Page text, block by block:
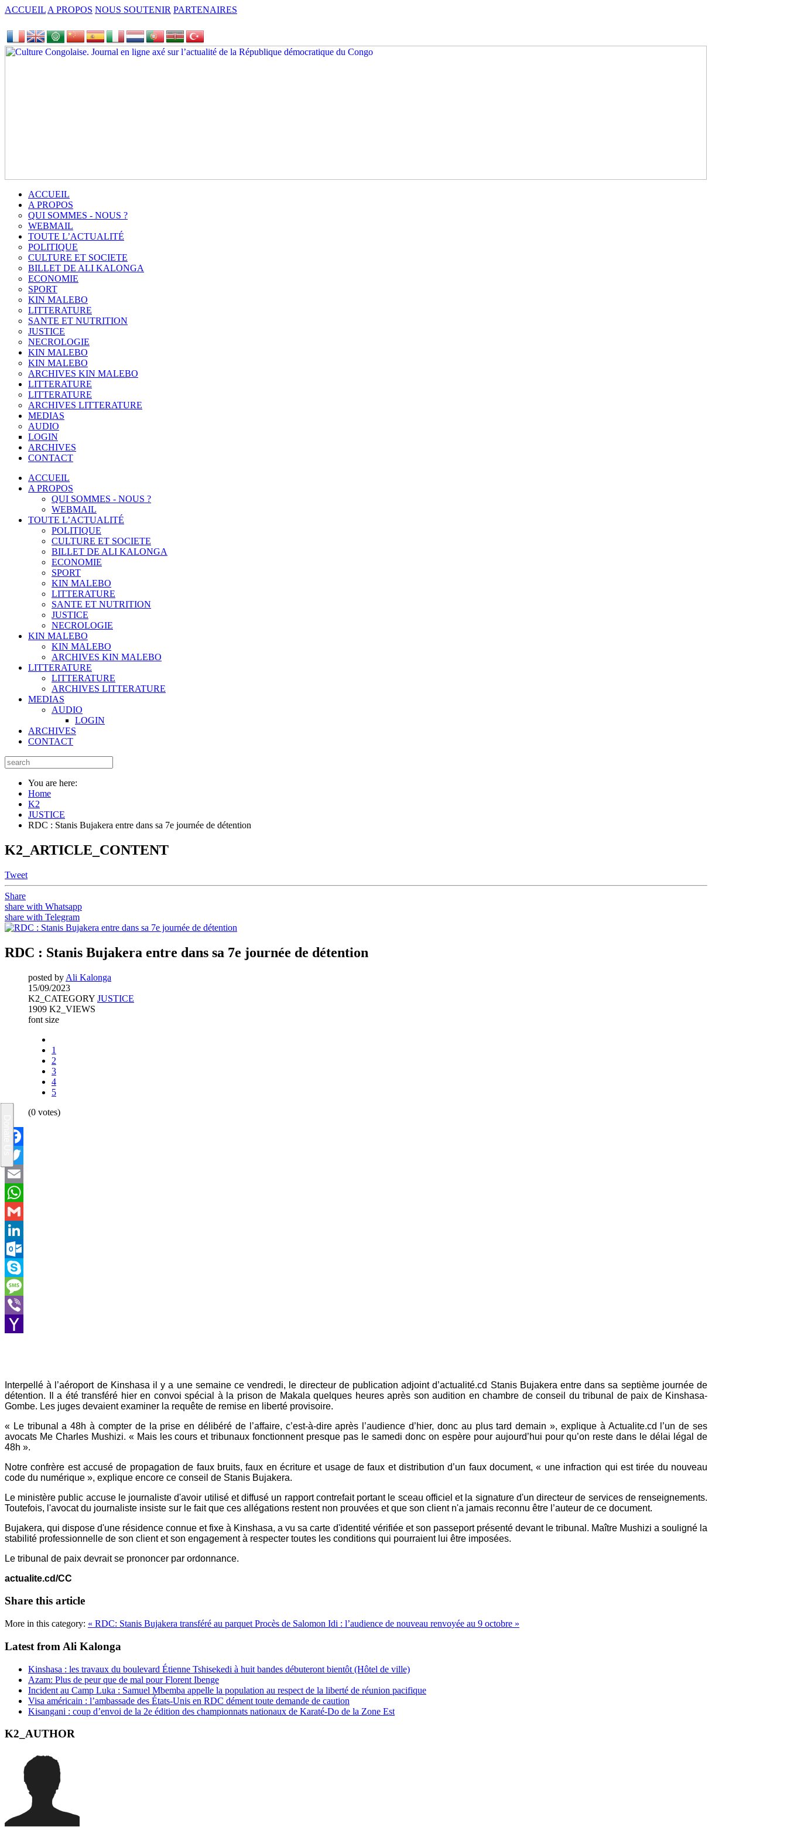
ACCUEIL A PROPOS NOUS SOUTENIR PARTENAIRES
ACCUEIL
A PROPOS
QUI SOMMES - NOUS ?
WEBMAIL
TOUTE L’ACTUALITÉ
POLITIQUE
CULTURE ET SOCIETE
BILLET DE ALI KALONGA
ECONOMIE
SPORT
KIN MALEBO
LITTERATURE
SANTE ET NUTRITION
JUSTICE
NECROLOGIE
KIN MALEBO
KIN MALEBO
ARCHIVES KIN MALEBO
LITTERATURE
LITTERATURE
ARCHIVES LITTERATURE
MEDIAS
AUDIO
LOGIN
ARCHIVES
CONTACT
ACCUEIL
A PROPOS
QUI SOMMES - NOUS ?
WEBMAIL
TOUTE L’ACTUALITÉ
POLITIQUE
CULTURE ET SOCIETE
BILLET DE ALI KALONGA
ECONOMIE
SPORT
KIN MALEBO
LITTERATURE
SANTE ET NUTRITION
JUSTICE
NECROLOGIE
KIN MALEBO
KIN MALEBO
ARCHIVES KIN MALEBO
LITTERATURE
LITTERATURE
ARCHIVES LITTERATURE
MEDIAS
AUDIO
LOGIN
ARCHIVES
CONTACT
You are here:
Home
K2
JUSTICE
RDC : Stanis Bujakera entre dans sa 7e journée de détention
K2_ARTICLE_CONTENT
Tweet
Share
share with Whatsapp
share with Telegram
RDC : Stanis Bujakera entre dans sa 7e journée de détention
posted by Ali Kalonga
15/09/2023
K2_CATEGORY JUSTICE
1909 K2_VIEWS
font size
1
2
3
4
5
(0 votes)
Facebook
Twitter
Email
WhatsApp
Gmail
LinkedIn
Outlook.com
Skype
Message
Viber
Interpellé à l’aéroport de Kinshasa il y a une semaine ce vendredi, le directeur de publication adjoint d’actualité.cd Stanis Bujakera entre dans sa septième journée de
détention. Il a été transféré hier en convoi spécial à la prison de Makala quelques heures après son audition en chambre de conseil du tribunal de paix de Kinshasa-
Gombe. Les juges devaient examiner la requête de remise en liberté provisoire.
« Le tribunal a 48h à compter de la prise en délibéré de l’affaire, c’est-à-dire après l’audience d’hier, donc au plus tard demain », explique à Actualite.cd l’un de ses
avocats Me Charles Mushizi. « Mais les cours et tribunaux fonctionnent presque pas le samedi donc on espère pour aujourd’hui pour qu’on reste dans le délai légal de
48h ».
Notre confrère est accusé de propagation de faux bruits, faux en écriture et usage de faux et distribution d’un faux document, « une infraction qui est tirée du nouveau
code du numérique », explique encore ce conseil de Stanis Bujakera.
Le ministère public accuse le journaliste d'avoir utilisé et diffusé un rapport contrefait portant le sceau officiel et la signature d'un directeur de services de renseignements.
Toutefois, l'avocat du journaliste insiste sur le fait que ces allégations restent non prouvées et que son client n'a jamais reconnu être l’auteur de ce document.
Bujakera, qui dispose d'une résidence connue et fixe à Kinshasa, a vu sa carte d'identité vérifiée et son passeport présenté devant le tribunal. Maître Mushizi a souligné la
stabilité professionnelle de son client et son engagement à respecter toutes les conditions qui pourraient lui être imposées.
Le tribunal de paix devrait se prononcer par ordonnance.
actualite.cd/CC
Share this article
More in this category: « RDC: Stanis Bujakera transféré au parquet Procès de Salomon Idi : l’audience de nouveau renvoyée au 9 octobre »
Latest from Ali Kalonga
Kinshasa : les travaux du boulevard Étienne Tshisekedi à huit bandes débuteront bientôt (Hôtel de ville)
Azam: Plus de peur que de mal pour Florent Ibenge
Incident au Camp Luka : Samuel Mbemba appelle la population au respect de la liberté de réunion pacifique
Visa américain : l’ambassade des États-Unis en RDC dément toute demande de caution
Kisangani : coup d’envoi de la 2e édition des championnats nationaux de Karaté-Do de la Zone Est
K2_AUTHOR